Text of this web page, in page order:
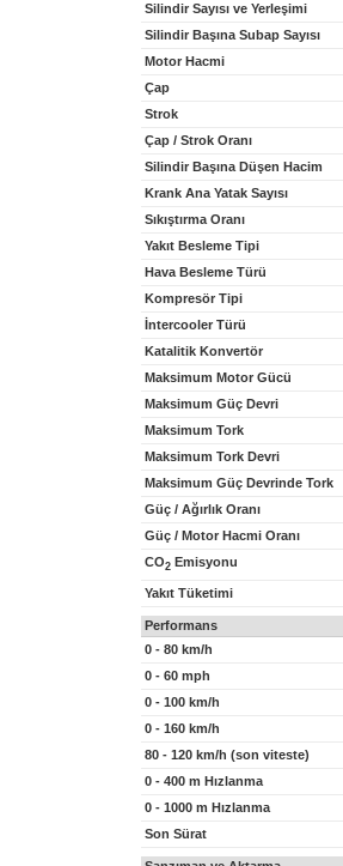
Silindir Sayısı ve Yerleşimi
Silindir Başına Subap Sayısı
Motor Hacmi
Çap
Strok
Çap / Strok Oranı
Silindir Başına Düşen Hacim
Krank Ana Yatak Sayısı
Sıkıştırma Oranı
Yakıt Besleme Tipi
Hava Besleme Türü
Kompresör Tipi
İntercooler Türü
Katalitik Konvertör
Maksimum Motor Gücü
Maksimum Güç Devri
Maksimum Tork
Maksimum Tork Devri
Maksimum Güç Devrinde Tork
Güç / Ağırlık Oranı
Güç / Motor Hacmi Oranı
CO2 Emisyonu
Yakıt Tüketimi
Performans
0 - 80 km/h
0 - 60 mph
0 - 100 km/h
0 - 160 km/h
80 - 120 km/h (son viteste)
0 - 400 m Hızlanma
0 - 1000 m Hızlanma
Son Sürat